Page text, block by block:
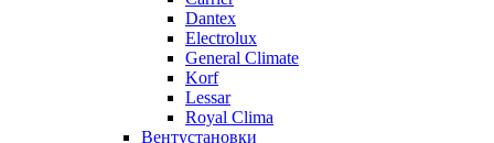
Dantex
Electrolux
General Climate
Korf
Lessar
Royal Clima
Вентустановки